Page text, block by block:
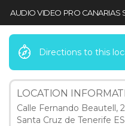
AUDIO VIDEO PRO CANARIAS
Directions to this
LOCATION
Calle Fernando Beautell,
Santa Cruz de Tenerife